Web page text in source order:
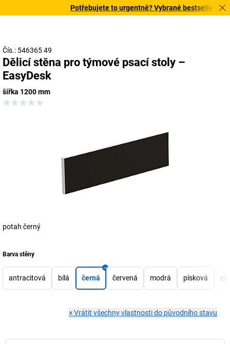
Potřebujete to urgentně? Vybrané bestsellery
Čís.: 546365 49
Dělicí stěna pro týmové psací stoly –
EasyDesk
šířka 1200 mm
potah černý
Barva stěny
antracitová bílá černá červená modrá písková
×Vrátit všechny vlastnosti do původního stavu